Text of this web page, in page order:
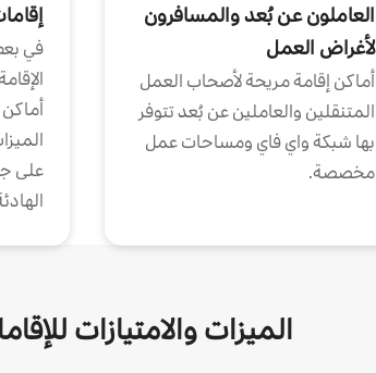
العاملون عن بُعد والمسافرون
لأغراض العمل
أماكن إقامة مريحة لأصحاب العمل
المتنقلين والعاملين عن بُعد تتوفر
بها شبكة واي فاي ومساحات عمل
مخصصة.
في
على
الميزات والامتيازات